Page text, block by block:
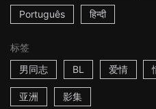
Português हिन्दी
标签
男同志
BL 爱情
亚洲 影集